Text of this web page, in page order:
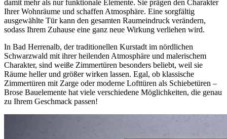
damit mehr als nur funktionale Elemente. Sie prägen den Charakter
Ihrer Wohnräume und schaffen Atmosphäre. Eine sorgfältig
ausgewählte Tür kann den gesamten Raumeindruck verändern,
sodass Ihrem Zuhause eine ganz neue Wirkung verliehen wird.
In Bad Herrenalb, der traditionellen Kurstadt im nördlichen
Schwarzwald mit ihrer heilenden Atmosphäre und malerischem
Charakter, sind weiße Zimmertüren besonders beliebt, weil sie
Räume heller und größer wirken lassen. Egal, ob klassische
Zimmertüren mit Zarge oder moderne Lofttüren als Schiebetüren –
Brose Bauelemente hat viele verschiedene Möglichkeiten, die genau
zu Ihrem Geschmack passen!